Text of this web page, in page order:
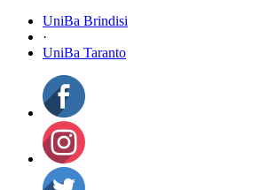
UniBa Brindisi
·
UniBa Taranto